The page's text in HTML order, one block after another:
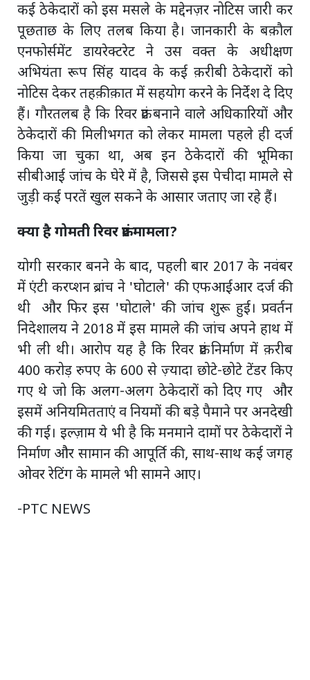
कई ठेकेदारों को इस मसले के मद्देनज़र नोटिस जारी कर
पूछताछ के लिए तलब किया है। जानकारी के बक़ौल
एनफोर्समेंट डायरेक्टरेट ने उस वक्त के अधीक्षण
अभियंता रूप सिंह यादव के कई क़रीबी ठेकेदारों को
नोटिस देकर तहक़ीक़ात में सहयोग करने के निर्देश दे दिए
हैं। गौरतलब है कि रिवर फ्रंट बनाने वाले अधिकारियों और
ठेकेदारों की मिलीभगत को लेकर मामला पहले ही दर्ज
किया जा चुका था, अब इन ठेकेदारों की भूमिका
सीबीआई जांच के घेरे में है, जिससे इस पेचीदा मामले से
जुड़ी कई परतें खुल सकने के आसार जताए जा रहे हैं।
क्या है गोमती रिवर फ्रंट मामला?
योगी सरकार बनने के बाद, पहली बार 2017 के नवंबर
में एंटी करप्शन ब्रांच ने 'घोटाले' की एफआईआर दर्ज की
थी और फिर इस 'घोटाले' की जांच शुरू हुई। प्रवर्तन
निदेशालय ने 2018 में इस मामले की जांच अपने हाथ में
भी ली थी। आरोप यह है कि रिवर फ्रंट निर्माण में क़रीब
400 करोड़ रुपए के 600 से ज़्यादा छोटे-छोटे टेंडर किए
गए थे जो कि अलग-अलग ठेकेदारों को दिए गए और
इसमें अनियमितताएं व नियमों की बड़े पैमाने पर अनदेखी
की गई। इल्ज़ाम ये भी है कि मनमाने दामों पर ठेकेदारों ने
निर्माण और सामान की आपूर्ति की, साथ-साथ कई जगह
ओवर रेटिंग के मामले भी सामने आए।
-PTC NEWS